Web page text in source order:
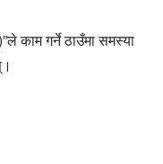
काम गर्ने ठाउँमा समस्या